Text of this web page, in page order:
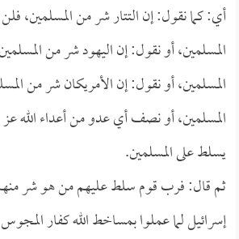
أي: كما نقول: إن التتار شر من المسلمين،
المسلمين، أو نقول: إن اليهود شر من
المسلمين، أو نقول: إن الأمريكان شر من
المسلمين، أو نصف أي عدو من أعداء الله
يسلط على المسلمين.
ثم قال: فرب قوم سلط عليهم من هو شر
إسرائيل لما عملوا بمساخط الله كفار